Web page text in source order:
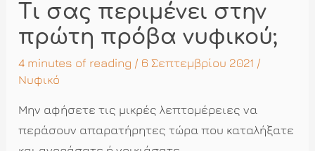
Τι σας περιμένει στην
πρώτη πρόβα νυφικού;
4 minutes of reading / 6 Σεπτεμβρίου 2021 /
Νυφικό
Μην αφήσετε τις μικρές λεπτομέρειες να
περάσουν απαρατήρητες τώρα που καταλήξατε